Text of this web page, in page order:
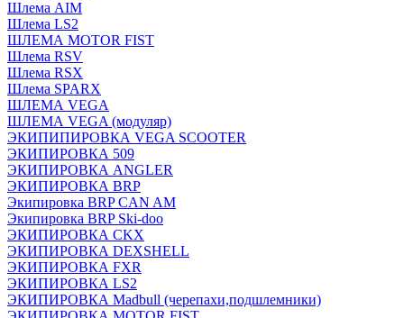
Шлема AIM
Шлема LS2
ШЛЕМА MOTOR FIST
Шлема RSV
Шлема RSX
Шлема SPARX
ШЛЕМА VEGA
ШЛЕМА VEGA (модуляр)
ЭКИПИПИРОВКА VEGA SCOOTER
ЭКИПИРОВКА 509
ЭКИПИРОВКА ANGLER
ЭКИПИРОВКА BRP
Экипировка BRP CAN AM
Экипировка BRP Ski-doo
ЭКИПИРОВКА CKX
ЭКИПИРОВКА DEXSHELL
ЭКИПИРОВКА FXR
ЭКИПИРОВКА LS2
ЭКИПИРОВКА Madbull (черепахи,подшлемники)